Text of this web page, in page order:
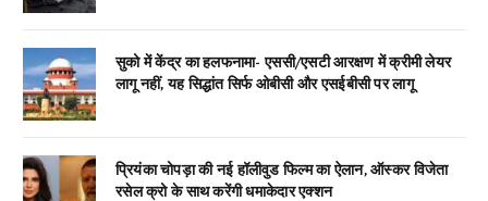
सुको में केंद्र का हलफनामा- एससी/एसटी आरक्षण में क्रीमी लेयर
लागू नहीं, यह सिद्धांत सिर्फ ओबीसी और एसईबीसी पर लागू
प्रियंका चोपड़ा की नई हॉलीवुड फिल्म का ऐलान, ऑस्कर विजेता
रसेल क्रो के साथ करेंगी धमाकेदार एक्शन